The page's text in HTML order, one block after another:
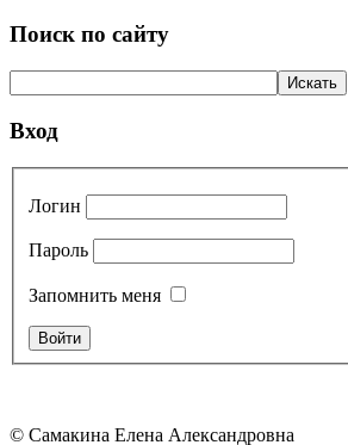
Поиск по сайту
Вход
Логин
Пароль
Запомнить меня
© Самакина Елена Александровна